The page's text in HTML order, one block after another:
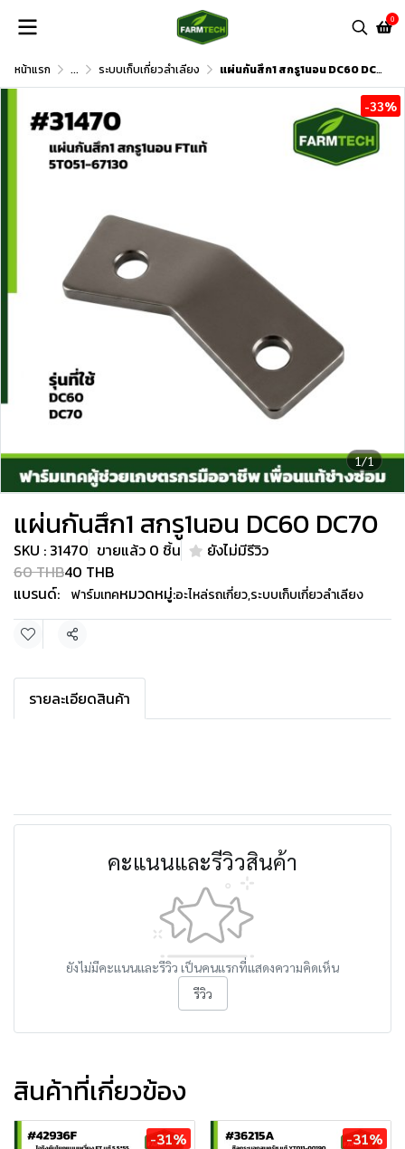
0
หน้าแรก ... ระบบเก็บเกี่ยวลำเลียง แผ่นกันสึก1 สกรู1นอน DC60 DC70
1/1
-33%
แผ่นกันสึก1 สกรู1นอน DC60 DC70
SKU : 31470 ขายแล้ว 0 ชิ้น
ยังไม่มีรีวิว
60 THB40 THB
แบรนด์:
ฟาร์มเทคหมวดหมู่:อะไหล่รถเกี่ยว,ระบบเก็บเกี่ยวลำเลียง
แชร์
รายละเอียดสินค้า
คะแนนและรีวิวสินค้า
ยังไม่มีคะแนนและรีวิว เป็นคนแรกที่แสดงความคิดเห็น
รีวิว
สินค้าที่เกี่ยวข้อง
-31% -31%